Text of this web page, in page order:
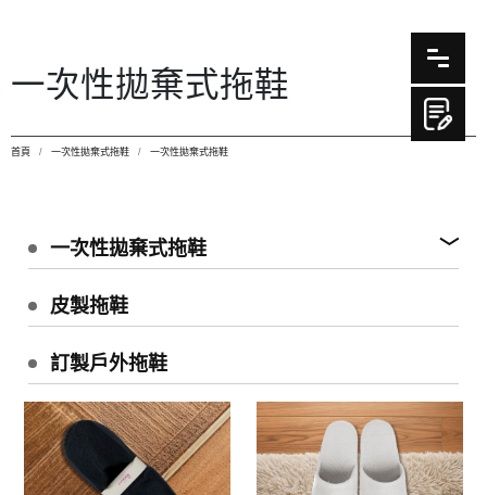
一次性拋棄式拖鞋
首頁 一次性拋棄式拖鞋 一次性拋棄式拖鞋
一次性拋棄式拖鞋
皮製拖鞋
訂製戶外拖鞋